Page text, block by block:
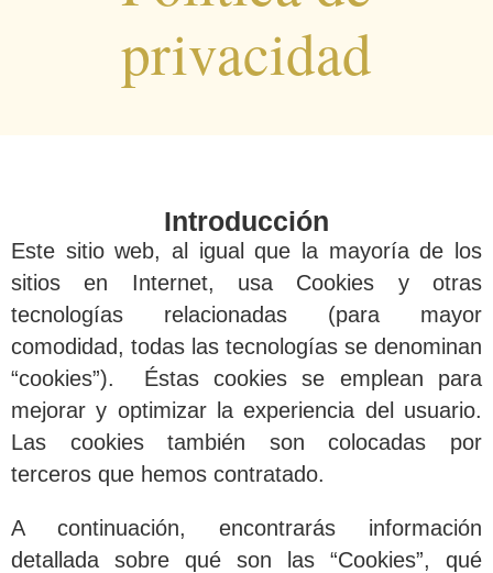
privacidad
Introducción
Este sitio web, al igual que la mayoría de los
sitios en Internet, usa Cookies y otras
tecnologías relacionadas (para mayor
comodidad, todas las tecnologías se denominan
“cookies”). Éstas cookies se emplean para
mejorar y optimizar la experiencia del usuario.
Las cookies también son colocadas por
terceros que hemos contratado.
A continuación, encontrarás información
detallada sobre qué son las “Cookies”, qué